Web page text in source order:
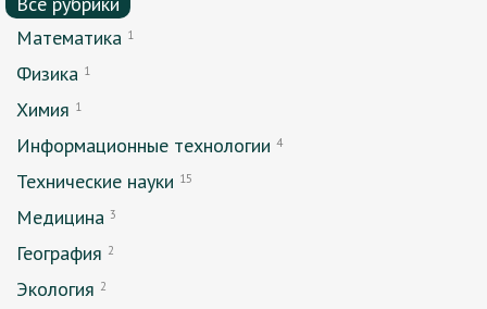
Математика 1
Физика 1
Химия 1
Информационные технологии 4
Технические науки 15
Медицина 3
География 2
Экология 2